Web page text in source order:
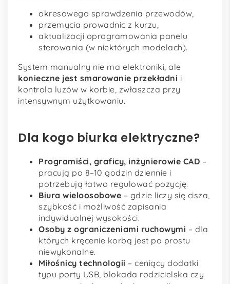
okresowego sprawdzenia przewodów,
przemycia prowadnic z kurzu,
aktualizacji oprogramowania panelu
sterowania (w niektórych modelach).
System manualny nie ma elektroniki, ale
konieczne jest smarowanie przekładni i
kontrola luzów w korbie, zwłaszcza przy
intensywnym użytkowaniu.
Dla kogo biurka elektryczne?
Programiści, graficy, inżynierowie CAD –
pracują po 8–10 godzin dziennie i
potrzebują łatwo regulować pozycję.
Biura wieloosobowe – gdzie liczy się cisza,
szybkość i możliwość zapisania
indywidualnej wysokości.
Osoby z ograniczeniami ruchowymi – dla
których kręcenie korbą jest po prostu
niewykonalne.
Miłośnicy technologii – ceniący dodatki
typu porty USB, blokada rodzicielska czy